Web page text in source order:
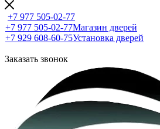
+7 977 505-02-77
+7 977 505-02-77Магазин дверей
+7 929 608-60-75Установка дверей
Заказать звонок